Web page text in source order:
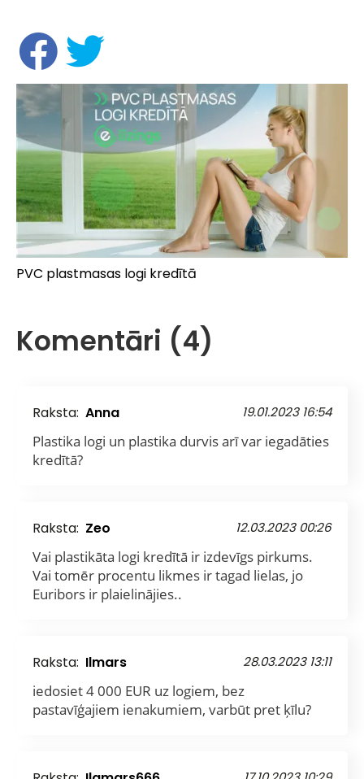
PVC plastmasas logi kredītā
Komentāri (4)
Raksta: Anna 19.01.2023 16:54
Plastika logi un plastika durvis arī var iegadāties
kredītā?
Raksta: Zeo 12.03.2023 00:26
Vai plastikāta logi kredītā ir izdevīgs pirkums.
Vai tomēr procentu likmes ir tagad lielas, jo
Euribors ir plaielinājies..
Raksta: Ilmars 28.03.2023 13:11
iedosiet 4 000 EUR uz logiem, bez
pastavīģajiem ienakumiem, varbūt pret ķīlu?